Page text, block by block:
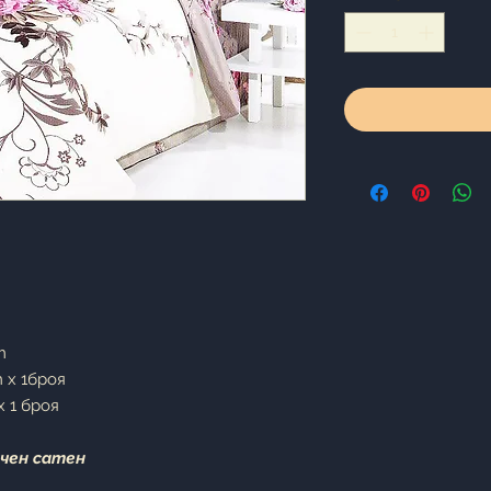
x 1броя
1 броя
сатен